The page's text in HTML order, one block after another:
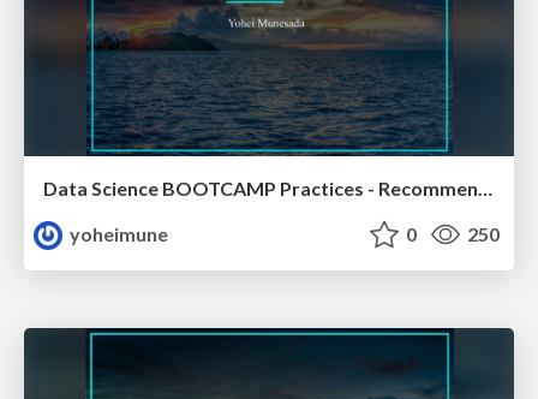
Data Science BOOTCAMP Practices - Recommendation
yoheimune
0 250